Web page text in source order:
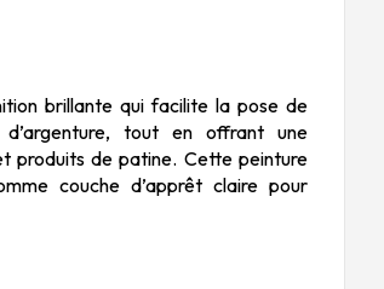
brillante qui facilite la pose de
tout en offrant une
produits de patine. Cette peinture
couche d’apprêt claire pour